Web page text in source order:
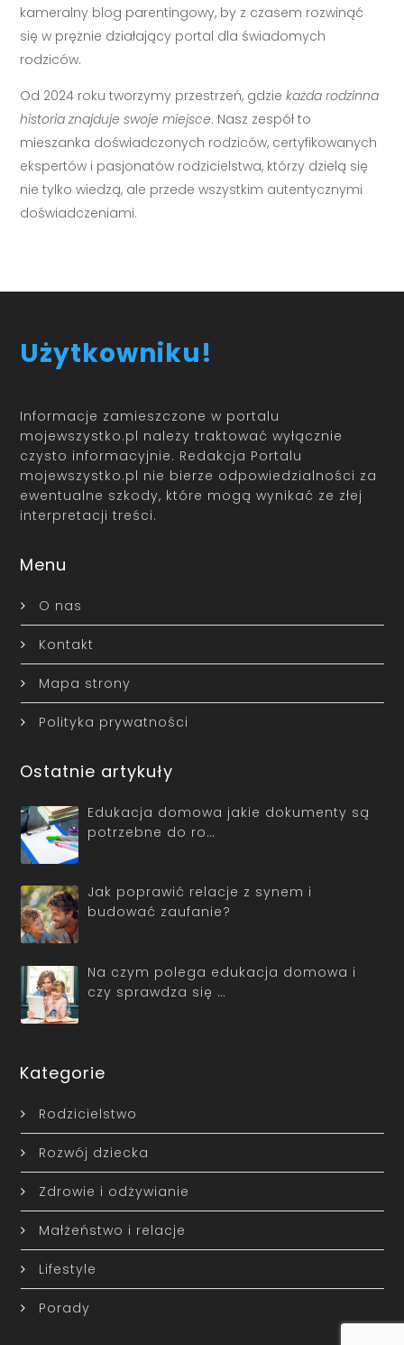
kameralny blog parentingowy, by z czasem rozwinąć
się w prężnie działający portal dla świadomych
rodziców.
Od 2024 roku tworzymy przestrzeń, gdziekażda rodzinna
historia znajduje swoje miejsce. Nasz zespół to
mieszanka doświadczonych rodziców, certyfikowanych
ekspertów i pasjonatów rodzicielstwa, którzy dzielą się
nie tylko wiedzą, ale przede wszystkim autentycznymi
doświadczeniami.
Użytkowniku!
Informacje zamieszczone w portalu
mojewszystko.pl należy traktować wyłącznie
czysto informacyjnie. Redakcja Portalu
mojewszystko.pl nie bierze odpowiedzialności za
ewentualne szkody, które mogą wynikać ze złej
interpretacji treści.
Menu
O nas
Kontakt
Mapa strony
Polityka prywatności
Ostatnie artykuły
Edukacja domowa jakie dokumenty są
potrzebne do ro…
Jak poprawić relacje z synem i
budować zaufanie?
Na czym polega edukacja domowa i
czy sprawdza się …
Kategorie
Rodzicielstwo
Rozwój dziecka
Zdrowie i odżywianie
Małżeństwo i relacje
Lifestyle
Porady